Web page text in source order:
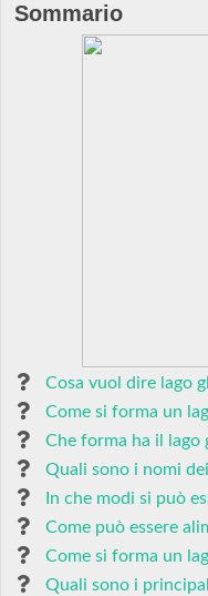
Sommario
Cosa vuol dire lago
Come si forma un
Che forma ha il lago
Quali sono i nomi
In che modi si può
Come può essere
Come si forma un
Quali sono i